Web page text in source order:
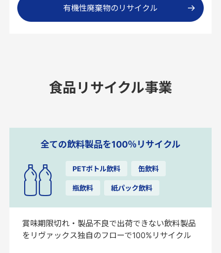
有機性廃棄物のリサイクル
食品リサイクル事業
全ての飲料製品を100％リサイクル
PETボトル飲料 缶飲料
瓶飲料 紙パック飲料
賞味期限切れ・製品不良で出荷できない飲料製品
をリヴァックス独自のフローで100%リサイクル